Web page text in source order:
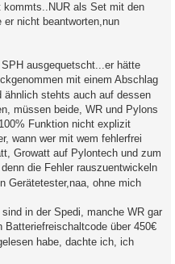
als Set mit den
nicht beantworten,nun
ausgequetscht...er hätte
mit einem Abschlag
ähnlich stehts auch auf dessen
müssen beide, WR und Pylons
Funktion nicht explizit
wann wer mit wem fehlerfrei
Growatt auf Pylontech und zum
die Fehler rauszuentwickeln
Gerätetester,naa, ohne mich
in der Spedi, manche WR gar
Batteriefreischaltcode über 450€
habe, dachte ich, ich